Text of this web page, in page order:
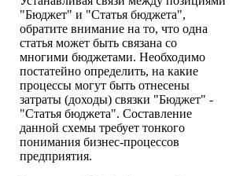
"Бюджет" и "Статья бюджета",
обратите внимание на то, что одна
статья может быть связана со
многими бюджетами. Необходимо
постатейно определить, на какие
процессы могут быть отнесены
затраты (доходы) связки "Бюджет" -
"Статья бюджета". Составление
данной схемы требует тонкого
понимания бизнес-процессов
предприятия.